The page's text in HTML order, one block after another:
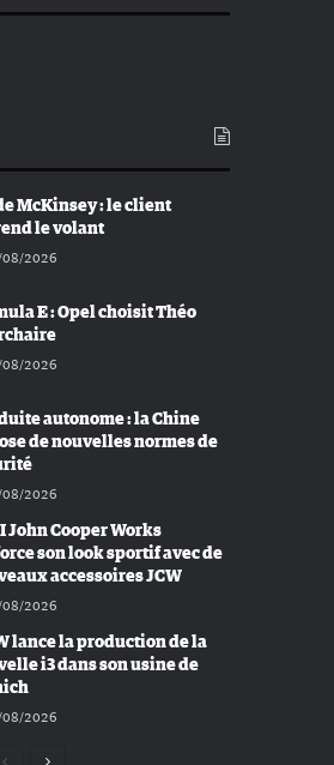
McKinsey : le client
le volant
2026
E : Opel choisit Théo
2026
autonome : la Chine
de nouvelles normes de
2026
John Cooper Works
son look sportif avec de
accessoires JCW
2026
lance la production de la
i3 dans son usine de
2026
Page